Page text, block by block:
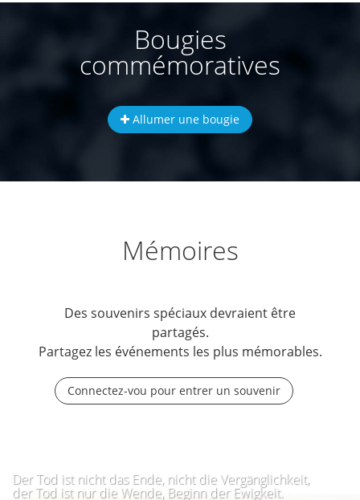
Bougies
commémoratives
Allumer une bougie
Mémoires
Des souvenirs spéciaux devraient être
partagés.
Partagez les événements les plus mémorables.
Connectez-vou pour entrer un souvenir
Der Tod ist nicht das Ende, nicht die Vergänglichkeit,
der Tod ist nur die Wende, Beginn der Ewigkeit.